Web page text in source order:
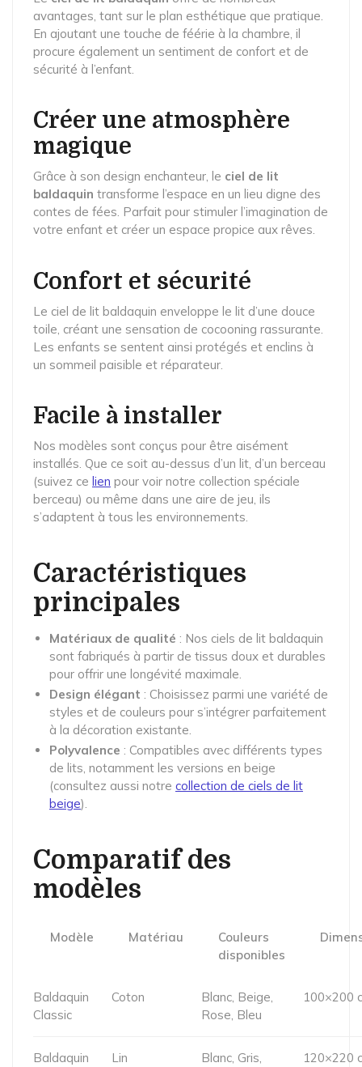
avantages, tant sur le plan esthétique que pratique.
En ajoutant une touche de féérie à la chambre, il
procure également un sentiment de confort et de
sécurité à l’enfant.
Créer une atmosphère
magique
Grâce à son design enchanteur, le ciel de lit
baldaquin transforme l’espace en un lieu digne des
contes de fées. Parfait pour stimuler l’imagination de
votre enfant et créer un espace propice aux rêves.
Confort et sécurité
Le ciel de lit baldaquin enveloppe le lit d’une douce
toile, créant une sensation de cocooning rassurante.
Les enfants se sentent ainsi protégés et enclins à
un sommeil paisible et réparateur.
Facile à installer
Nos modèles sont conçus pour être aisément
installés. Que ce soit au-dessus d’un lit, d’un berceau
(suivez ce lien pour voir notre collection spéciale
berceau) ou même dans une aire de jeu, ils
s’adaptent à tous les environnements.
Caractéristiques
principales
Matériaux de qualité : Nos ciels de lit baldaquin
sont fabriqués à partir de tissus doux et durables
pour offrir une longévité maximale.
Design élégant : Choisissez parmi une variété de
styles et de couleurs pour s’intégrer parfaitement
à la décoration existante.
Polyvalence : Compatibles avec différents types
de lits, notamment les versions en beige
(consultez aussi notre collection de ciels de lit
beige).
Comparatif des
modèles
Modèle Matériau
Couleurs
disponibles
Baldaquin
Classic
Coton
Blanc, Beige,
Rose, Bleu
100×200
Baldaquin
Lin
Blanc, Gris,
120×220